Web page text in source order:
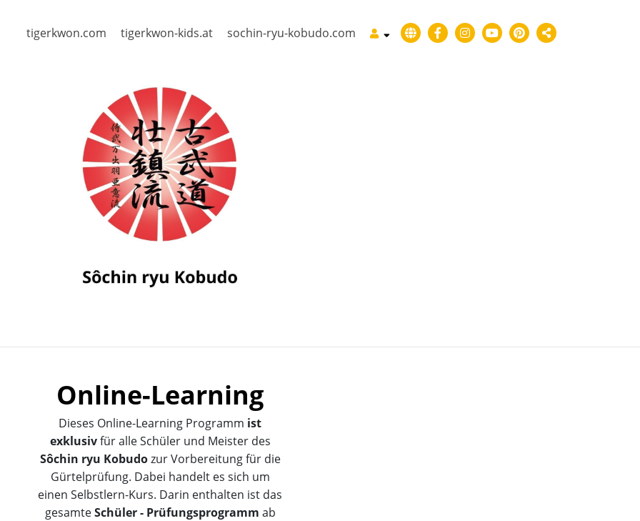
tigerkwon.com tigerkwon-kids.at sochin-ryu-kobudo.com
Online-Learning
Dieses Online-Learning Programm ist
exklusivfür alle Schüler und Meister des
Sôchin ryu Kobudo zur Vorbereitung für die
Gürtelprüfung. Dabei handelt es sich um
einen Selbstlern-Kurs. Darin enthalten ist das
gesamteSchüler - Prüfungsprogramm ab